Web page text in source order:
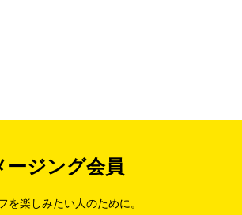
ージング会員
を楽しみたい人のために。